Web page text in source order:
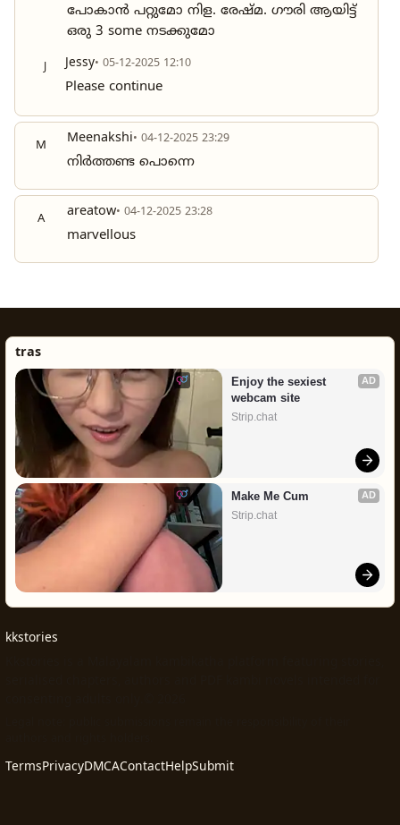
പോകാൻ പറ്റുമോ നിള. രേഷ്മ. ഗൗരി ആയിട്ട്
ഒരു 3 some നടക്കുമോ
J Jessy• 05-12-2025 12:10
Please continue
M Meenakshi• 04-12-2025 23:29
നിർത്തണ്ട പൊന്നെ
A areatow• 04-12-2025 23:28
marvellous
tras
AD
Enjoy the sexiest
webcam site
Strip.chat
AD
Make Me Cum
Strip.chat
kkstories
TermsPrivacyDMCAContactHelpSubmit